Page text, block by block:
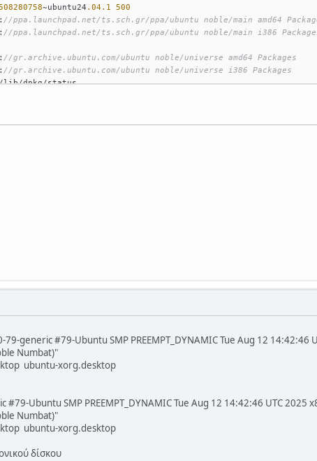
~ubuntu24 .04.1
500
: //ppa.launchpad.net/ts.sch.gr/ppa/ubuntu noble/main amd64
: //ppa.launchpad.net/ts.sch.gr/ppa/ubuntu noble/main i386
: //gr.archive.ubuntu.com/ubuntu noble/universe amd64 Packages
: //gr.archive.ubuntu.com/ubuntu noble/universe i386 Packages
lib/dpkg/status
dist-packages/epoptes/ui/gui.py"
generic #79-Ubuntu SMP PREEMPT_DYNAMIC Tue Aug 12 14:42:46
Numbat)"
ubuntu-xorg.desktop
#79-Ubuntu SMP PREEMPT_DYNAMIC Tue Aug 12 14:42:46 UTC 2025
Numbat)"
ubuntu-xorg.desktop
δίσκου